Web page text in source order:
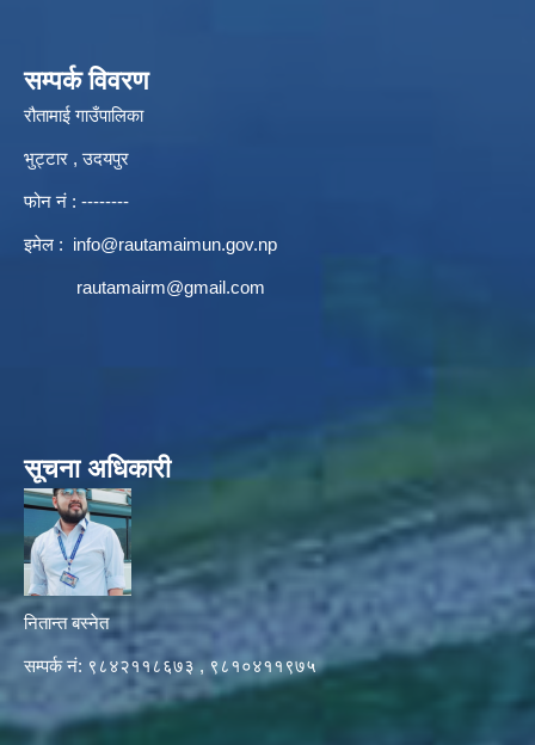
सम्पर्क विवरण
रौतामाई गाउँपालिका
भुट्टार , उदयपुर
फोन नं : --------
इमेल : info@rautamaimun.gov.np
rautamairm@gmail.com
सूचना अधिकारी
नितान्त बस्नेत
सम्पर्क नं: ९८४२११८६७३ , ९८१०४११९७५